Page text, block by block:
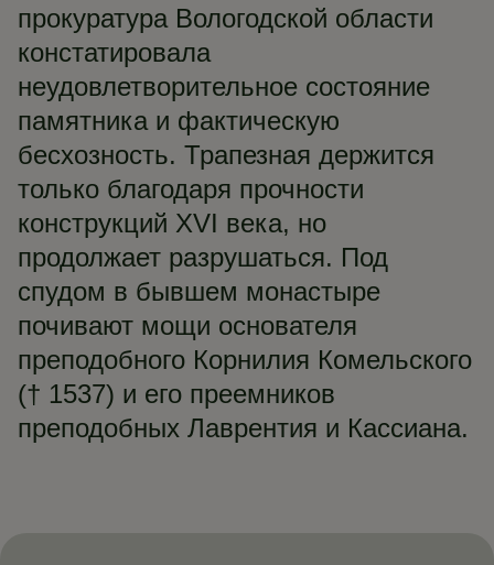
прокуратура Вологодской области
констатировала
неудовлетворительное состояние
памятника и фактическую
бесхозность. Трапезная держится
только благодаря прочности
конструкций XVI века, но
продолжает разрушаться. Под
спудом в бывшем монастыре
почивают мощи основателя
преподобного Корнилия Комельского
(† 1537) и его преемников
преподобных Лаврентия и Кассиана.